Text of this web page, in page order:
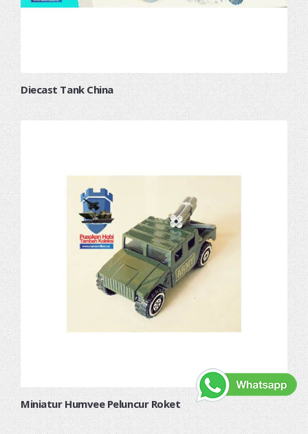
Diecast Tank China
Miniatur Humvee Peluncur Roket